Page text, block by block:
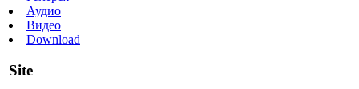
Аудио
Видео
Download
Site